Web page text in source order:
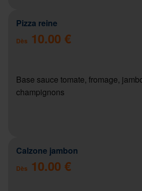
Pizza reine
Dès 10.00 €
Base sauce tomate, fromage,
champignons
Calzone jambon
Dès 10.00 €